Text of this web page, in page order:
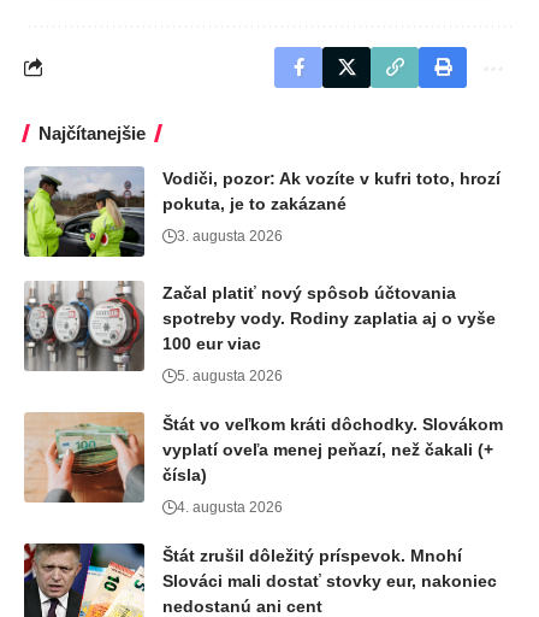
Najčítanejšie
Vodiči, pozor: Ak vozíte v kufri toto, hrozí
pokuta, je to zakázané
3. augusta 2026
Začal platiť nový spôsob účtovania
spotreby vody. Rodiny zaplatia aj o vyše
100 eur viac
5. augusta 2026
Štát vo veľkom kráti dôchodky. Slovákom
vyplatí oveľa menej peňazí, než čakali (+
čísla)
4. augusta 2026
Štát zrušil dôležitý príspevok. Mnohí
Slováci mali dostať stovky eur, nakoniec
nedostanú ani cent